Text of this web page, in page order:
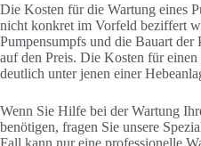
Die Kosten für die Wartung eines
nicht konkret im Vorfeld beziffert
Pumpensumpfs und die Bauart der
auf den Preis. Die Kosten für
deutlich unter jenen einer
Wenn Sie Hilfe bei der Wartung
benötigen, fragen Sie unsere
Fall kann nur eine professionelle